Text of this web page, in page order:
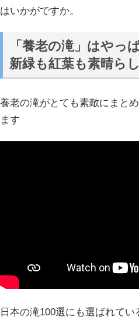
はいかがですか。
「養老の滝」はやっ
新緑も紅葉も素晴ら
養老の滝がとても素敵にまと
ます
日本の滝100選にも選ばれて